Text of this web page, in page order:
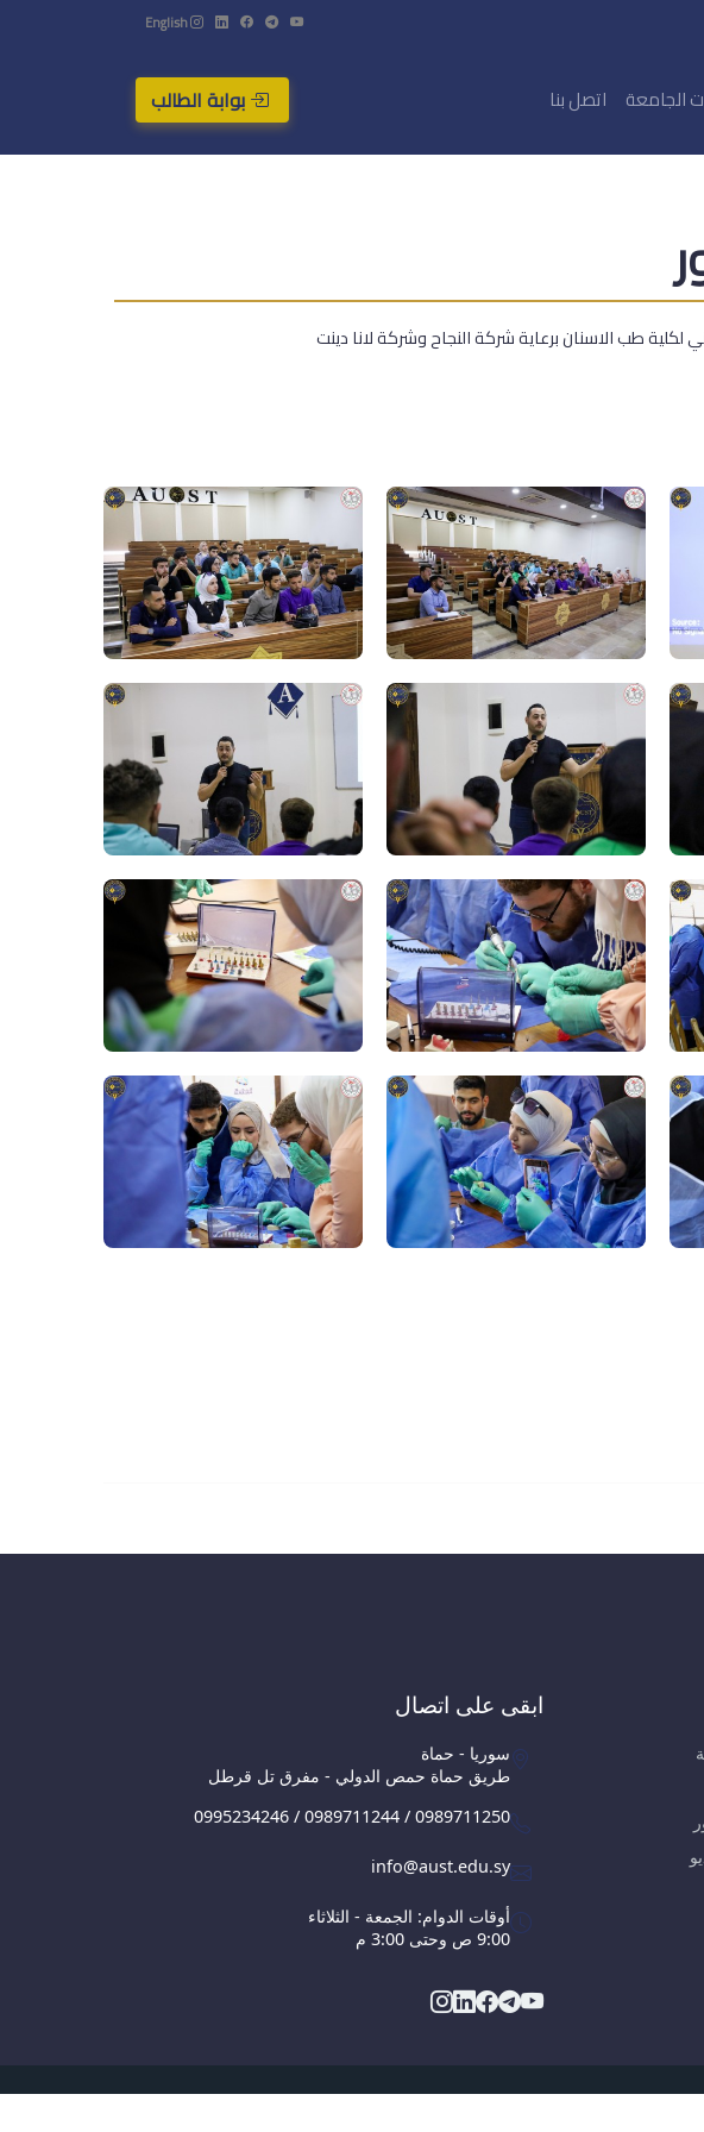
English
الجامعة اتصل بنا بوابة الطالب
طب الاسنان برعاية شركة النجاح وشركة لانا دينت
ابقى على اتصال
سوريا - حماة
طريق حماة حمص الدولي - مفرق تل قرطل
0995234246 / 0989711244 / 0989711250
info@aust.edu.sy
أوقات الدوام: الجمعة - الثلاثاء
9:00 ص وحتى 3:00 م